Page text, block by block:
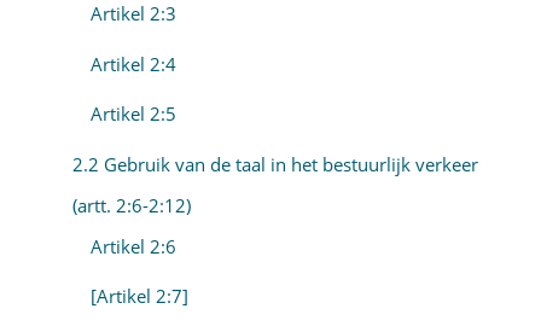
Artikel 2:3
Artikel 2:4
Artikel 2:5
2.2 Gebruik van de taal in het bestuurlijk verkeer
(artt. 2:6-2:12)
Artikel 2:6
[Artikel 2:7]